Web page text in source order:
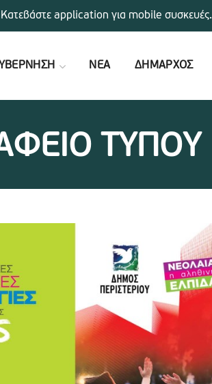
ΝΕΑ ΔΗΜΑΡΧΟΣ
ΤΥΠΟΥ
application για mobile συσκευές.